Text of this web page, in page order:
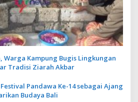
Warga Kampung Bugis Lingkungan
Tradisi Ziarah Akbar
Pandawa Ke-14 sebagai Ajang
Budaya Bali